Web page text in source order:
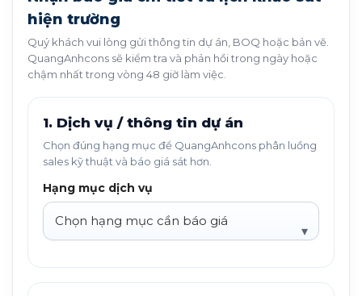
hiện trường
Quý khách vui lòng gửi thông tin dự án, BOQ hoặc bản vẽ.
QuangAnhcons sẽ kiểm tra và phản hồi trong ngày hoặc
chậm nhất trong vòng 48 giờ làm việc.
1. Dịch vụ / thông tin dự án
Chọn đúng hạng mục để QuangAnhcons phân luồng
sales kỹ thuật và báo giá sát hơn.
Hạng mục dịch vụ